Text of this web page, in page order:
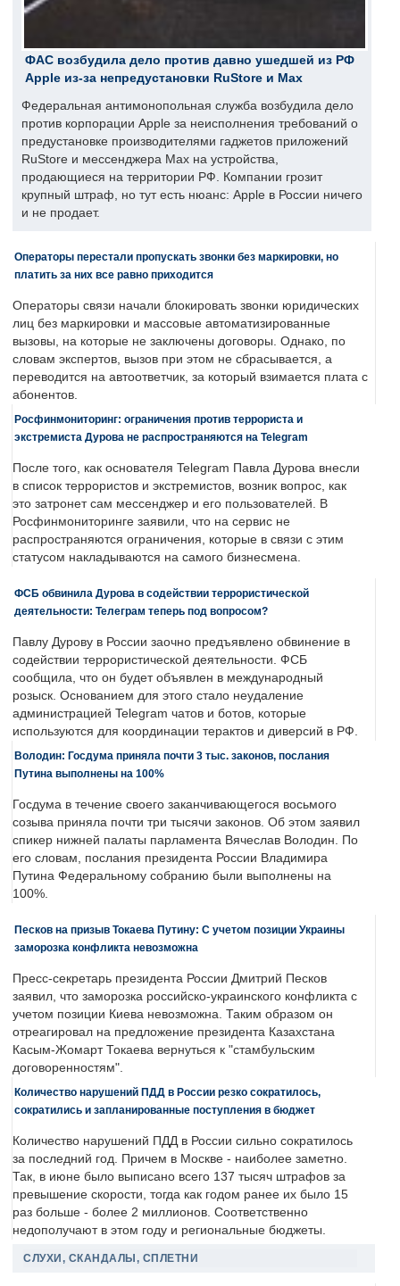
ФАС возбудила дело против давно ушедшей из РФ
Apple из-за непредустановки RuStore и Max
Федеральная антимонопольная служба возбудила дело
против корпорации Apple за неисполнения требований о
предустановке производителями гаджетов приложений
RuStore и мессенджера Max на устройства,
продающиеся на территории РФ. Компании грозит
крупный штраф, но тут есть нюанс: Apple в России ничего
и не продает.
Операторы перестали пропускать звонки без маркировки, но
платить за них все равно приходится
Операторы связи начали блокировать звонки юридических
лиц без маркировки и массовые автоматизированные
вызовы, на которые не заключены договоры. Однако, по
словам экспертов, вызов при этом не сбрасывается, а
переводится на автоответчик, за который взимается плата с
абонентов.
Росфинмониторинг: ограничения против террориста и
экстремиста Дурова не распространяются на Telegram
После того, как основателя Telegram Павла Дурова внесли
в список террористов и экстремистов, возник вопрос, как
это затронет сам мессенджер и его пользователей. В
Росфинмониторинге заявили, что на сервис не
распространяются ограничения, которые в связи с этим
статусом накладываются на самого бизнесмена.
ФСБ обвинила Дурова в содействии террористической
деятельности: Телеграм теперь под вопросом?
Павлу Дурову в России заочно предъявлено обвинение в
содействии террористической деятельности. ФСБ
сообщила, что он будет объявлен в международный
розыск. Основанием для этого стало неудаление
администрацией Telegram чатов и ботов, которые
используются для координации терактов и диверсий в РФ.
Володин: Госдума приняла почти 3 тыс. законов, послания
Путина выполнены на 100%
Госдума в течение своего заканчивающегося восьмого
созыва приняла почти три тысячи законов. Об этом заявил
спикер нижней палаты парламента Вячеслав Володин. По
его словам, послания президента России Владимира
Путина Федеральному собранию были выполнены на
100%.
Песков на призыв Токаева Путину: С учетом позиции Украины
заморозка конфликта невозможна
Пресс-секретарь президента России Дмитрий Песков
заявил, что заморозка российско-украинского конфликта с
учетом позиции Киева невозможна. Таким образом он
отреагировал на предложение президента Казахстана
Касым-Жомарт Токаева вернуться к "стамбульским
договоренностям".
Количество нарушений ПДД в России резко сократилось,
сократились и запланированные поступления в бюджет
Количество нарушений ПДД в России сильно сократилось
за последний год. Причем в Москве - наиболее заметно.
Так, в июне было выписано всего 137 тысяч штрафов за
превышение скорости, тогда как годом ранее их было 15
раз больше - более 2 миллионов. Соответственно
недополучают в этом году и региональные бюджеты.
СЛУХИ, СКАНДАЛЫ, СПЛЕТНИ